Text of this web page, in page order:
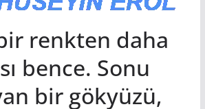
renkten daha
bence. Sonu
bir gökyüzü,